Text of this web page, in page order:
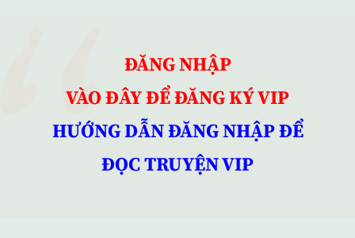
ĐĂNG NHẬP
VÀO ĐÂY ĐỂ ĐĂNG KÝ VIP
HƯỚNG DẪN ĐĂNG NHẬP ĐỂ
ĐỌC TRUYỆN VIP